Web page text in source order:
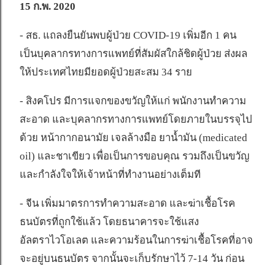
15 ก.พ. 2020
- สธ. แถลงยืนยันพบผู้ป่วย COVID-19 เพิ่มอีก 1 คน
เป็นบุคลากรทางการแพทย์ที่สัมผัสใกล้ชิดผู้ป่วย ส่งผล
ให้ประเทศไทยมียอดผู้ป่วยสะสม 34 ราย
- สิงคโปร มีการแจกของขวัญให้แก่ พนักงานทำความ
สะอาด และบุคลากรทางการแพทย์โดยภายในบรรจุไป
ด้วย หน้ากากอนามัย เจลล้างมือ ยาน้ำมัน (medicated
oil) และชาเขียว เพื่อเป็นการขอบคุณ รวมถึงเป็นขวัญ
และกำลังใจให้เจ้าหน้าที่ทำงานอย่างเต็มที
- จีน เพิ่มมาตรการทำความสะอาด และฆ่าเชื้อโรค
ธนบัตรที่ถูกใช้แล้ว โดยธนาคารจะใช้แสง
อัลตราไวโอเลต และความร้อนในการฆ่าเชื้อโรคที่อาจ
จะอยู่บนธนบัตร จากนั้นจะเก็บรักษาไว้ 7-14 วัน ก่อน